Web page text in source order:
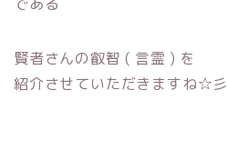
である
賢者さんの叡智 ( 言霊 ) を
紹介させていただきますね☆彡